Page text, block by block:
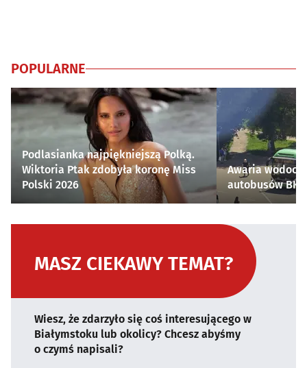
POPULARNE
Podlasianka najpiękniejszą Polką.
Wiktoria Ptak zdobyła koronę Miss
Polski 2026
Awaria
autobusów
MASZ CIEKAWY TEMAT?
Wiesz, że zdarzyło się coś interesującego w
Białymstoku lub okolicy? Chcesz abyśmy
o czymś napisali?